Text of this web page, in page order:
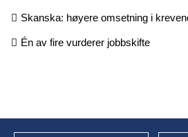
Skanska: høyere omsetning i
Én av fire vurderer jobbskifte